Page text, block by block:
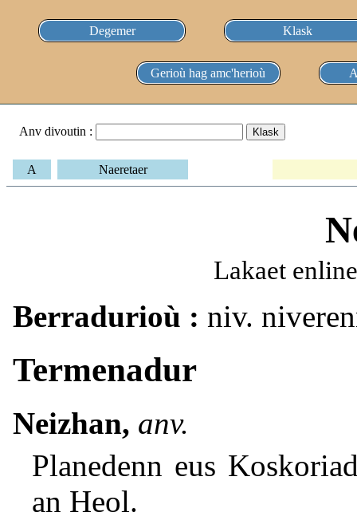
Degemer Klask
Gerioù hag amc'herioù
Anv divoutin :
A Naeretaer
Lakaet
Berradurioù : niv.
Termenadur
Neizhan, anv.
Planedenn eus
an Heol.